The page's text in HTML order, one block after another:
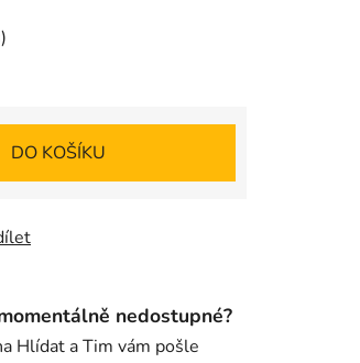
DO KOŠÍKU
nedostupné?
Hlídat a Tim vám pošle